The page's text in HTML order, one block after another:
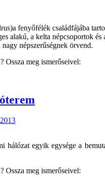
fenyőfélék családfájába
alakú, a kelta népcsoportok és
népszerűségnek örvend.
Ossza meg ismerőseivel:
hálózat egyik egysége a
Ossza meg ismerőseivel: